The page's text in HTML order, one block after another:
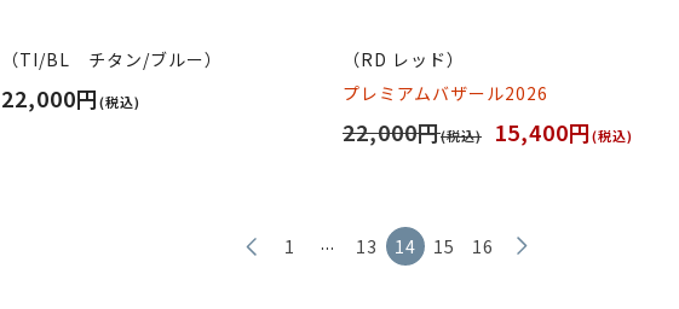
（TI/BL チタン/ブルー）
22,000円(税込)
（RD レッド）
プレミアムバザール2026
22,000円(税込) 15,400円(税込)
1 ... 13 14 15 16